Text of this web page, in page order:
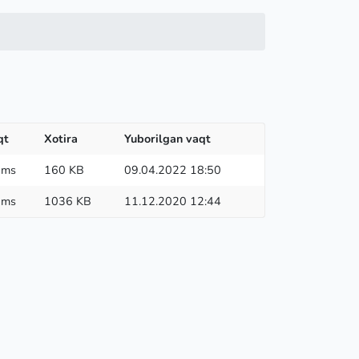
Xotira
Yuborilgan vaqt
160 KB
09.04.2022 18:50
1036 KB 11.12.2020 12:44